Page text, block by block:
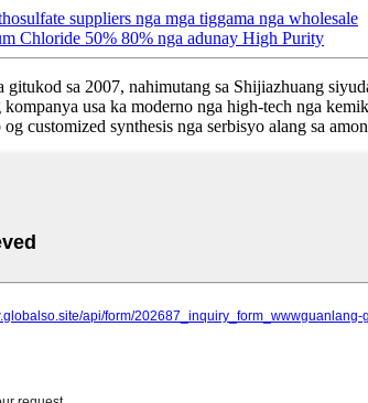
suppliers nga mga tiggama nga wholesale
Chloride 50% 80% nga adunay High Purity
sa 2007, nahimutang sa Shijiazhuang
usa ka moderno nga high-tech nga
customized synthesis nga serbisyo alang sa